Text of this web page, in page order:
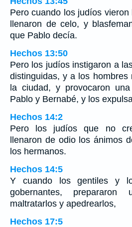
Pero cuando los judíos
llenaron de celo, y
que Pablo decía.
Hechos 13:50
Pero los judíos instigaron a
distinguidas, y a los hombres
la ciudad, y provocaron
Pablo y Bernabé, y los
Hechos 14:2
Pero los judíos que no
llenaron de odio los ánimos
los hermanos.
Hechos 14:5
Y cuando los gentiles y
gobernantes,
maltratarlos y apedrearlos,
Hechos 17:5